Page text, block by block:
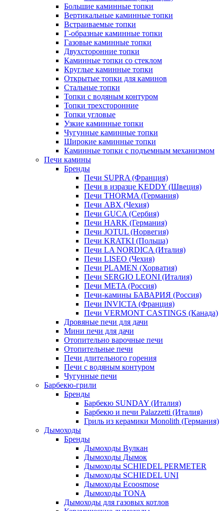
Большие каминные топки
Вертикальные каминные топки
Встраиваемые топки
Г-образные каминные топки
Газовые каминные топки
Двухсторонние топки
Каминные топки со стеклом
Круглые каминные топки
Открытые топки для каминов
Стальные топки
Топки с водяным контуром
Топки трехсторонние
Топки угловые
Узкие каминные топки
Чугунные каминные топки
Широкие каминные топки
Каминные топки с подъемным механизмом
Печи камины
Бренды
Печи SUPRA (Франция)
Печи в изразце KEDDY (Швеция)
Печи THORMA (Германия)
Печи ABX (Чехия)
Печи GUCA (Сербия)
Печи HARK (Германия)
Печи JOTUL (Норвегия)
Печи KRATKI (Польша)
Печи LA NORDICA (Италия)
Печи LISEO (Чехия)
Печи PLAMEN (Хорватия)
Печи SERGIO LEONI (Италия)
Печи META (Россия)
Печи-камины БАВАРИЯ (Россия)
Печи INVICTA (Франция)
Печи VERMONT CASTINGS (Канада)
Дровяные печи для дачи
Мини печи для дачи
Отопительно варочные печи
Отопительные печи
Печи длительного горения
Печи с водяным контуром
Чугунные печи
Барбекю-грили
Бренды
Барбекю SUNDAY (Италия)
Барбекю и печи Palazzetti (Италия)
Гриль из керамики Monolith (Германия)
Дымоходы
Бренды
Дымоходы Вулкан
Дымоходы Дымок
Дымоходы SCHIEDEL PERMETER
Дымоходы SCHIEDEL UNI
Дымоходы Ecoosmose
Дымоходы TONA
Дымоходы для газовых котлов